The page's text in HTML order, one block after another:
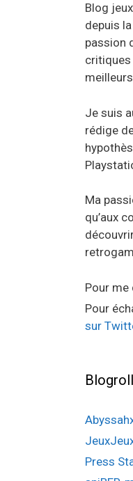
Blog
depuis
passion
Je suis
rédige
Ma
qu’aux
Pour me
Pour
sur
Blogroll
Press